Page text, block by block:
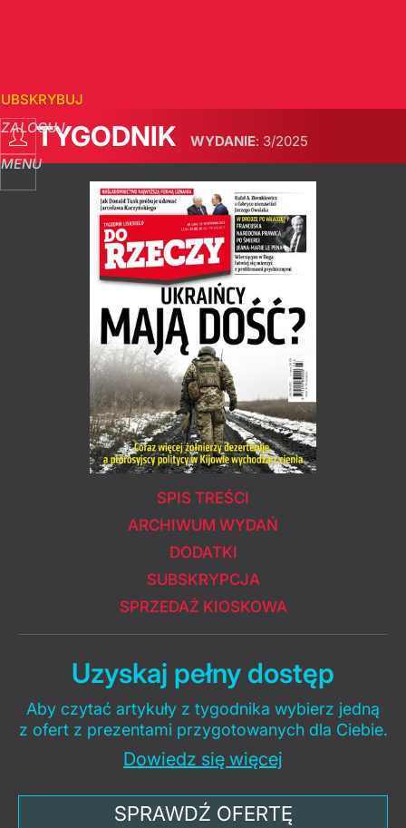
ZALOGUJ
MENU
TYGODNIK WYDANIE: 3/2025
SPIS TREŚCI
ARCHIWUM WYDAŃ
DODATKI
SUBSKRYPCJA
SPRZEDAŻ KIOSKOWA
Uzyskaj pełny dostęp
Aby czytać artykuły z tygodnika wybierz jedną
z ofert z prezentami przygotowanych dla Ciebie.
Dowiedz się więcej
SPRAWDŹ OFERTĘ